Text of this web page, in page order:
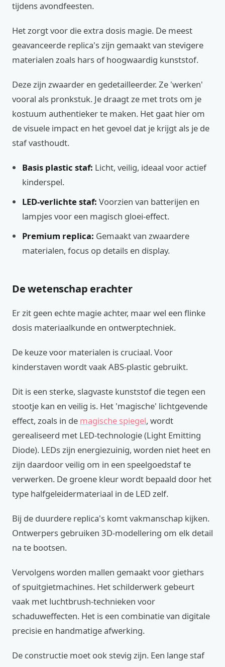
tijdens avondfeesten.
Het zorgt voor die extra dosis magie. De meest
geavanceerde replica's zijn gemaakt van stevigere
materialen zoals hars of hoogwaardig kunststof.
Deze zijn zwaarder en gedetailleerder. Ze 'werken'
vooral als pronkstuk. Je draagt ze met trots om je
kostuum authentieker te maken. Het gaat hier om
de visuele impact en het gevoel dat je krijgt als je de
staf vasthoudt.
Basis plastic staf: Licht, veilig, ideaal voor actief
kinderspel.
LED-verlichte staf: Voorzien van batterijen en
lampjes voor een magisch gloei-effect.
Premium replica: Gemaakt van zwaardere
materialen, focus op details en display.
De wetenschap erachter
Er zit geen echte magie achter, maar wel een flinke
dosis materiaalkunde en ontwerptechniek.
De keuze voor materialen is cruciaal. Voor
kinderstaven wordt vaak ABS-plastic gebruikt.
Dit is een sterke, slagvaste kunststof die tegen een
stootje kan en veilig is. Het 'magische' lichtgevende
effect, zoals in de magische spiegel, wordt
gerealiseerd met LED-technologie (Light Emitting
Diode). LEDs zijn energiezuinig, worden niet heet en
zijn daardoor veilig om in een speelgoedstaf te
verwerken. De groene kleur wordt bepaald door het
type halfgeleidermateriaal in de LED zelf.
Bij de duurdere replica's komt vakmanschap kijken.
Ontwerpers gebruiken 3D-modellering om elk detail
na te bootsen.
Vervolgens worden mallen gemaakt voor giethars
of spuitgietmachines. Het schilderwerk gebeurt
vaak met luchtbrush-technieken voor
schaduweffecten. Het is een combinatie van digitale
precisie en handmatige afwerking.
De constructie moet ook stevig zijn. Een lange staf